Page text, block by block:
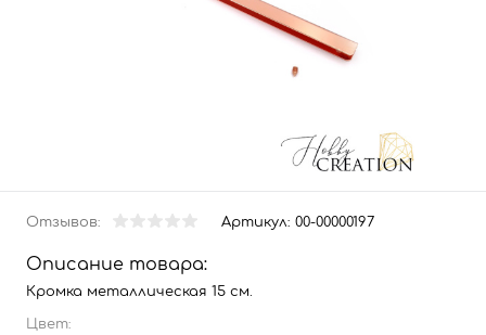
Отзывов: Артикул: 00-00000197
Описание товара:
Кромка металлическая 15 см.
Цвет: